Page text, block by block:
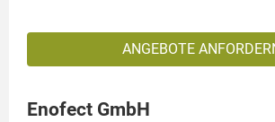
ANGEBOTE
Enofect GmbH